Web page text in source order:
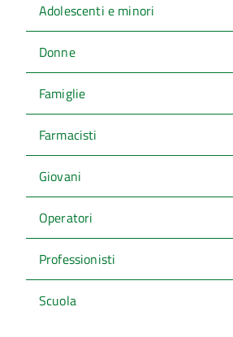
Adolescenti e minori
Donne
Famiglie
Farmacisti
Giovani
Operatori
Professionisti
Scuola